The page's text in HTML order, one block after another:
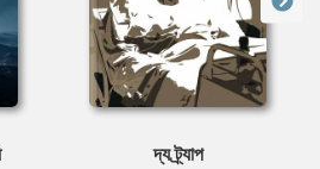
দ্য ট্র্যাপ